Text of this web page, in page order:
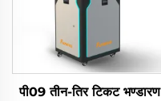
पी09 तीन-तिर टिकट भण्डारण